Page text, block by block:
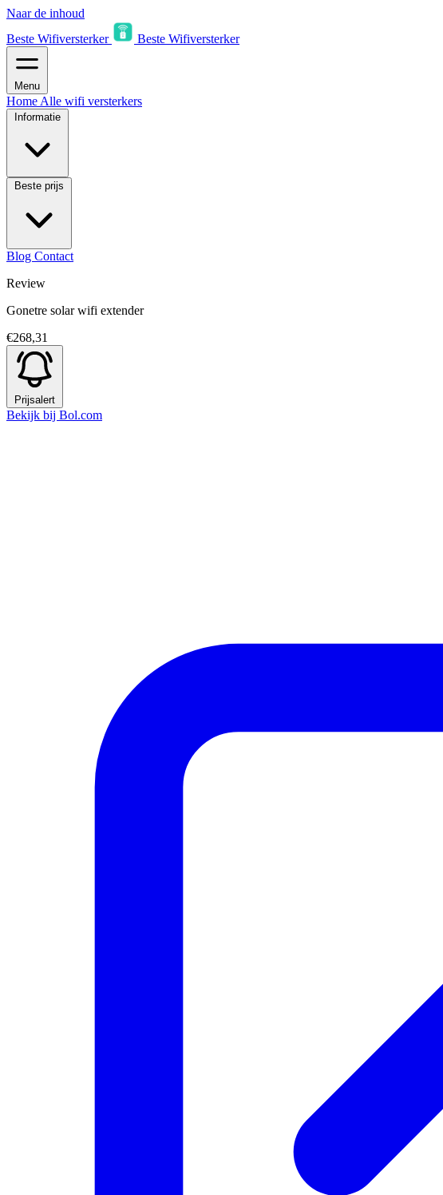
Naar de inhoud
Beste Wifiversterker
Beste Wifiversterker
Menu
Home Alle wifi versterkers
Informatie
Beste prijs
Blog Contact
Review
Gonetre solar wifi extender
€268,31
Prijsalert
Bekijk bij Bol.com